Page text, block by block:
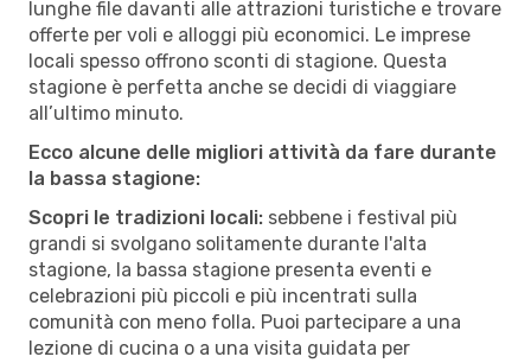
lunghe file davanti alle attrazioni turistiche e trovare
offerte per voli e alloggi più economici. Le imprese
locali spesso offrono sconti di stagione. Questa
stagione è perfetta anche se decidi di viaggiare
all’ultimo minuto.
Ecco alcune delle migliori attività da fare durante
la bassa stagione:
Scopri le tradizioni locali: sebbene i festival più
grandi si svolgano solitamente durante l'alta
stagione, la bassa stagione presenta eventi e
celebrazioni più piccoli e più incentrati sulla
comunità con meno folla. Puoi partecipare a una
lezione di cucina o a una visita guidata per